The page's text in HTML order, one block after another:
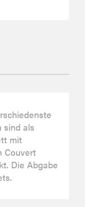
sind als
mit
Couvert
Die Abgabe